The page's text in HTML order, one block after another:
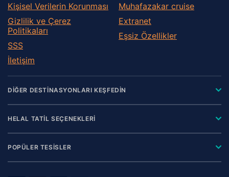
Kişisel Verilerin Korunması
Gizlilik ve Çerez
Politikaları
SSS
İletişim
Muhafazakar сruise
Extranet
Eşsiz Özellikler
DİĞER DESTİNASYONLARI KEŞFEDİN
HELAL TATİL SEÇENEKLERİ
POPÜLER TESİSLER